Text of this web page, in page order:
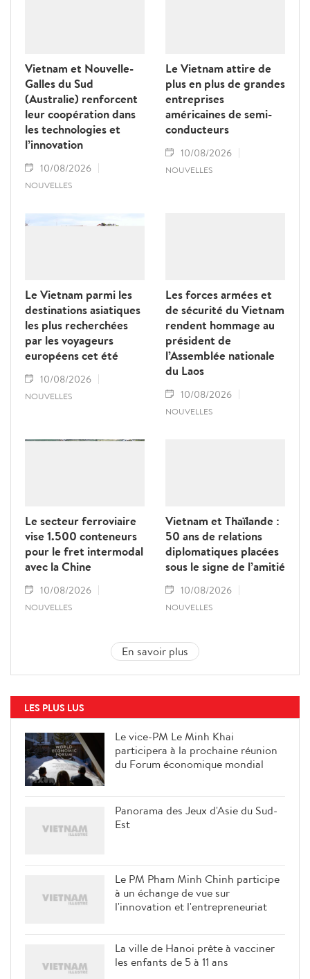
Vietnam et Nouvelle-
Galles du Sud
(Australie) renforcent
leur coopération dans
les technologies et
l’innovation
10/08/2026
NOUVELLES
Le Vietnam attire de
plus en plus de grandes
entreprises
américaines de semi-
conducteurs
10/08/2026
NOUVELLES
Le Vietnam parmi les
destinations asiatiques
les plus recherchées
par les voyageurs
européens cet été
10/08/2026
NOUVELLES
Les forces armées et
de sécurité du Vietnam
rendent hommage au
président de
l’Assemblée nationale
du Laos
10/08/2026
NOUVELLES
Le secteur ferroviaire
vise 1.500 conteneurs
pour le fret intermodal
avec la Chine
10/08/2026
NOUVELLES
Vietnam et Thaïlande :
50 ans de relations
diplomatiques placées
sous le signe de l’amitié
10/08/2026
NOUVELLES
En savoir plus
LES PLUS LUS
Le vice-PM Le Minh Khai
participera à la prochaine réunion
du Forum économique mondial
Panorama des Jeux d'Asie du Sud-
Est
Le PM Pham Minh Chinh participe
à un échange de vue sur
l'innovation et l'entrepreneuriat
La ville de Hanoi prête à vacciner
les enfants de 5 à 11 ans